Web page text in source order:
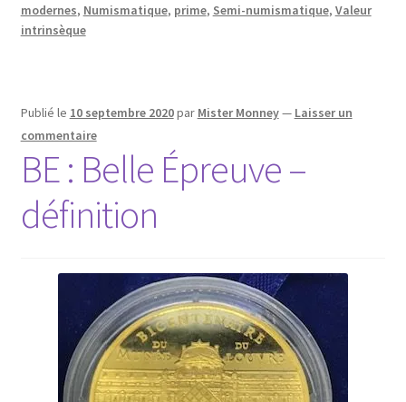
modernes, Numismatique, prime, Semi-numismatique, Valeur
intrinsèque
Publié le 10 septembre 2020par Mister Monney— Laisser un
commentaire
BE : Belle Épreuve –
définition